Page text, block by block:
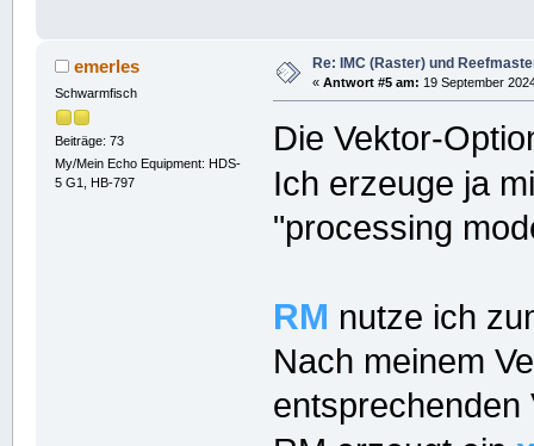
emerles
Schwarmfisch
Beiträge: 73
My/Mein Echo Equipment: HDS-
5 G1, HB-797
Re: IMC (Raster) und
« Antwort #5 am: 19 September
Die Vektor-
Ich erzeuge ja
"processing
RM nutze ich
Nach meinem
entsprechenden